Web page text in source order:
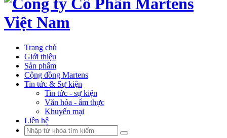
Trang chủ
Giới thiệu
Sản phẩm
Cộng đồng Martens
Tin tức & Sự kiện
Tin tức - sự kiện
Văn hóa - ẩm thực
Khuyến mại
Liên hệ